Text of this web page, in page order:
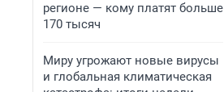
регионе — кому платят больше
170 тысяч
Миру угрожают новые вирусы
и глобальная климатическая